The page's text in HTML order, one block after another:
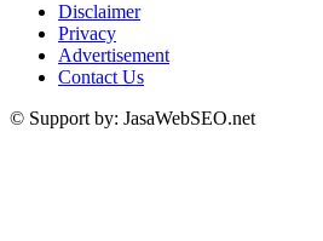
Disclaimer
Privacy
Advertisement
Contact Us
© Support by: JasaWebSEO.net